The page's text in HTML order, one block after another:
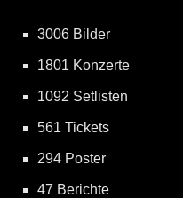
3006 Bilder
1801 Konzerte
1092 Setlisten
561 Tickets
294 Poster
47 Berichte